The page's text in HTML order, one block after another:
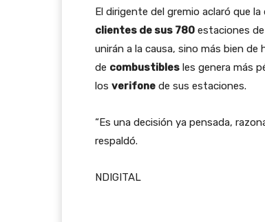
El dirigente del gremio aclaró que
clientes de sus 780 estaciones
unirán a la causa, sino más bien de
de combustibles les genera más
los verifone de sus estaciones.
“Es una decisión ya pensada,
respaldó.
NDIGITAL